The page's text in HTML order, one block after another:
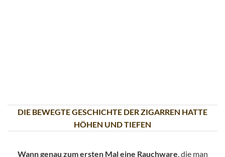
DIE BEWEGTE GESCHICHTE DER ZIGARREN HATTE
HÖHEN UND TIEFEN
Wann genau zum ersten Mal eine Rauchware, die man